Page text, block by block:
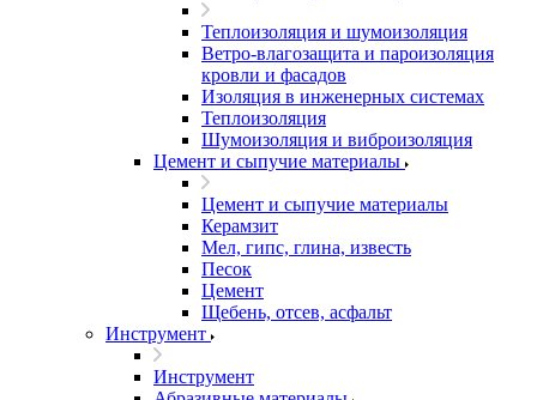
Теплоизоляция и шумоизоляция
Ветро-влагозащита и пароизоляция
кровли и фасадов
Изоляция в инженерных системах
Теплоизоляция
Шумоизоляция и виброизоляция
Цемент и сыпучие материалы
Цемент и сыпучие материалы
Керамзит
Мел, гипс, глина, известь
Песок
Цемент
Щебень, отсев, асфальт
Инструмент
Инструмент